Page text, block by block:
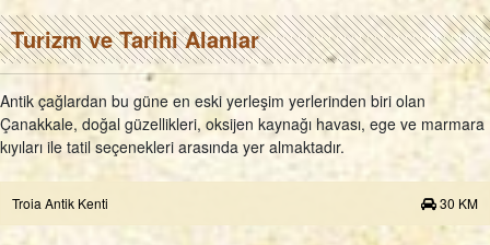
Turizm ve Tarihi Alanlar
Antik çağlardan bu güne en eski yerleşim yerlerinden biri olan
Çanakkale, doğal güzellikleri, oksijen kaynağı havası, ege ve marmara
kıyıları ile tatil seçenekleri arasında yer almaktadır.
Troia Antik Kenti 30 KM